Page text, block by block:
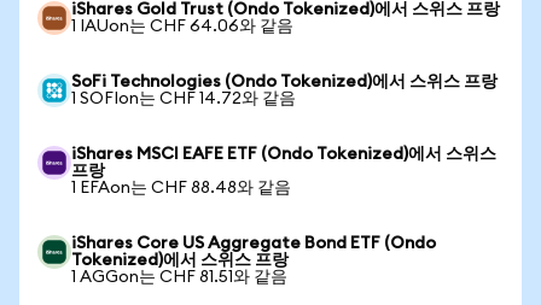
iShares Gold Trust (Ondo Tokenized)에서 스위스 프랑
1 IAUon는 CHF 64.06와 같음
SoFi Technologies (Ondo Tokenized)에서 스위스 프랑
1 SOFIon는 CHF 14.72와 같음
iShares MSCI EAFE ETF (Ondo Tokenized)에서 스위스
프랑
1 EFAon는 CHF 88.48와 같음
iShares Core US Aggregate Bond ETF (Ondo
Tokenized)에서 스위스 프랑
1 AGGon는 CHF 81.51와 같음